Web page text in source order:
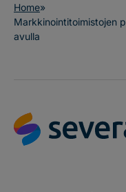
Home»
Markkinointitoimistojen
avulla